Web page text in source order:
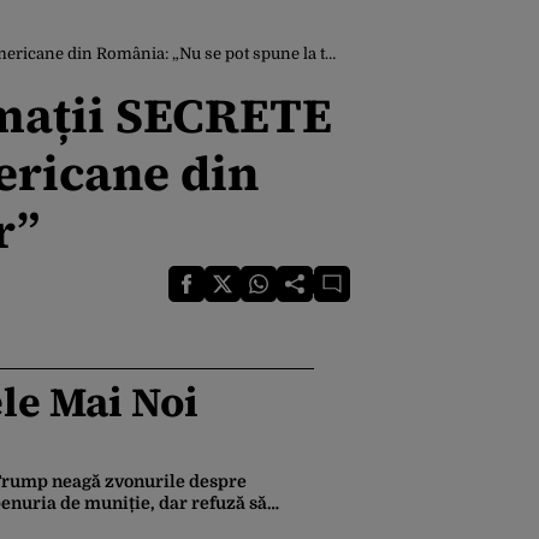
din România: „Nu se pot spune la televizor”
SECRETE
din
Mai Noi
neagă zvonurile despre
de muniție, dar refuză să